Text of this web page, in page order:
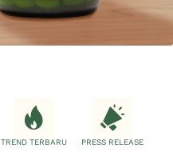
TREND TERBARU PRESS RELEASE